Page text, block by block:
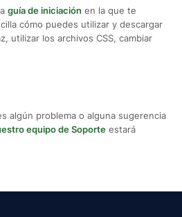
guía de iniciación en la que te
cómo puedes utilizar y descargar
utilizar los archivos CSS, cambiar
algún problema o alguna sugerencia
equipo de Soporte estará